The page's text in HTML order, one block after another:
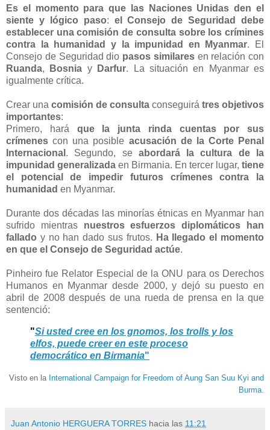
Es el momento para que las Naciones Unidas den el
siente y lógico paso: el Consejo de Seguridad debe
establecer una comisión de consulta sobre los crímines
contra la humanidad y la impunidad en Myanmar. El
Consejo de Seguridad dio pasos similares en relación con
Ruanda, Bosnia y Darfur. La situación en Myanmar es
igualmente crítica.
Crear una comisión de consulta conseguirá tres objetivos
importantes:
Primero, hará que la junta rinda cuentas por sus
crímenescon una posible acusación de la Corte Penal
Internacional . Segundo, se abordará la cultura de la
impunidad generalizada en Birmania. En tercer lugar, tiene
el potencial de impedir futuros crímenes contra la
humanidad en Myanmar.
Durante dos décadas las minorías étnicas en Myanmar han
sufrido mientras nuestros esfuerzos diplomáticos han
fallado y no han dado sus frutos. Ha llegado el momento
en que el Consejo de Seguridad actúe.
Pinheiro fue Relator Especial de la ONU para os Derechos
Humanos en Myanmar desde 2000, y dejó su puesto en
abril de 2008 después de una rueda de prensa en la que
sentenció:
"Si usted cree en los gnomos, los trolls y los
elfos, puede creer en este proceso
democrático en Birmania"
Visto en la International Campaign for Freedom of Aung San Suu Kyi and
Burma
Juan Antonio HERGUERA TORRES hacia las 11:21